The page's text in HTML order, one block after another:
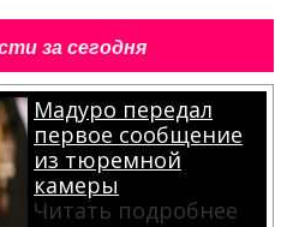
за сегодня
Мадуро передал
первое сообщение
из тюремной
камеры
Читать подробнее